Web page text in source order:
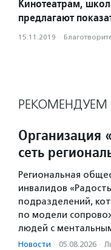
Кинотеатрам,
предлагают
15.11.2019 ·
РЕКОМЕНДУЕМ
Организация
сеть
Региональная
инвалидов
подразделений,
по модели
людей с
Новости · 05.08.2026 ·